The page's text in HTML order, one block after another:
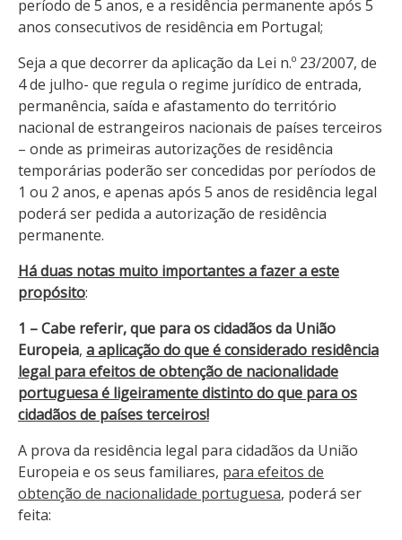
período de 5 anos, e a residência permanente após 5
anos consecutivos de residência em Portugal;
Seja a que decorrer da aplicação da Lei n.º 23/2007, de
4 de julho- que regula o regime jurídico de entrada,
permanência, saída e afastamento do território
nacional de estrangeiros nacionais de países terceiros
– onde as primeiras autorizações de residência
temporárias poderão ser concedidas por períodos de
1 ou 2 anos, e apenas após 5 anos de residência legal
poderá ser pedida a autorização de residência
permanente.
Há duas notas muito importantes a fazer a este
propósito:
1 – Cabe referir, que para os cidadãos da União
Europeia, a aplicação do que é considerado residência
legal para efeitos de obtenção de nacionalidade
portuguesa é ligeiramente distinto do que para os
cidadãos de países terceiros!
A prova da residência legal para cidadãos da União
Europeia e os seus familiares, para efeitos de
obtenção de nacionalidade portuguesa, poderá ser
feita: